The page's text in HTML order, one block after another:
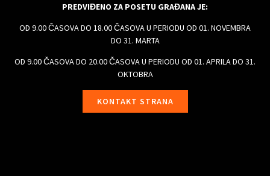
PREDVIĐENO ZA POSETU GRAĐANA JE:
OD 9.00 ČASOVA DO 18.00 ČASOVA U PERIODU OD 01. NOVEMBRA
DO 31. MARTA
OD 9.00 ČASOVA DO 20.00 ČASOVA U PERIODU OD 01. APRILA DO 31.
OKTOBRA
KONTAKT STRANA